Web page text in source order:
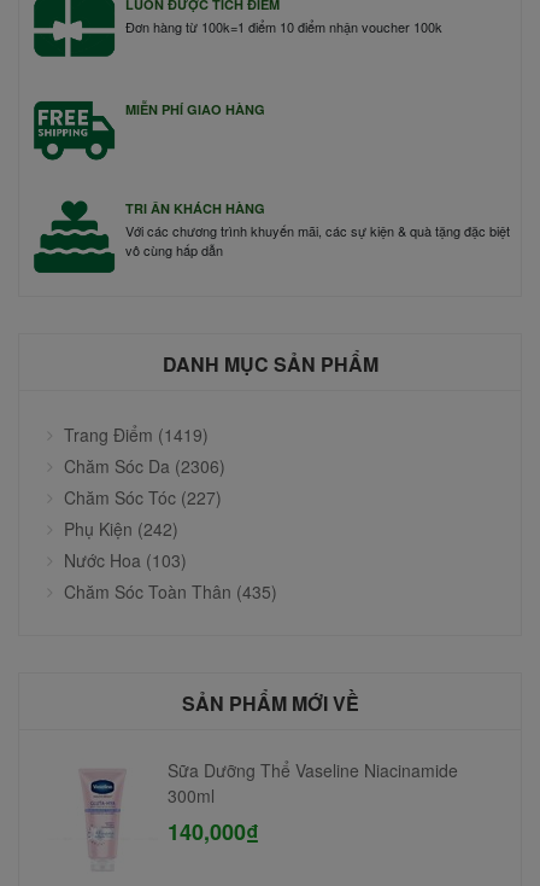
LUÔN ĐƯỢC TÍCH ĐIỂM
Đơn hàng từ 100k=1 điểm 10 điểm nhận voucher 100k
MIỄN PHÍ GIAO HÀNG
TRI ÂN KHÁCH HÀNG
Với các chương trình khuyến mãi, các sự kiện & quà tặng đặc biệt
vô cùng hấp dẫn
DANH MỤC SẢN PHẨM
Trang Điểm (1419)
Chăm Sóc Da (2306)
Chăm Sóc Tóc (227)
Phụ Kiện (242)
Nước Hoa (103)
Chăm Sóc Toàn Thân (435)
SẢN PHẨM MỚI VỀ
Sữa Dưỡng Thể Vaseline Niacinamide
300ml
140,000₫